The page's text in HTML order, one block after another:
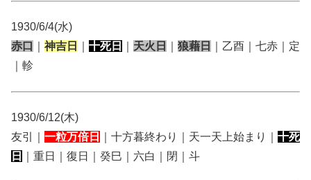
1930/6/4(水)
赤口
神吉日 十死日 天火日 狼藉日
｜乙酉｜七赤｜定
｜軫
1930/6/12(木)
友引｜ 一粒万倍日 ｜十方暮終わり｜天一天上始まり｜ 十死
日
｜重日｜復日｜癸巳｜六白｜閉｜斗